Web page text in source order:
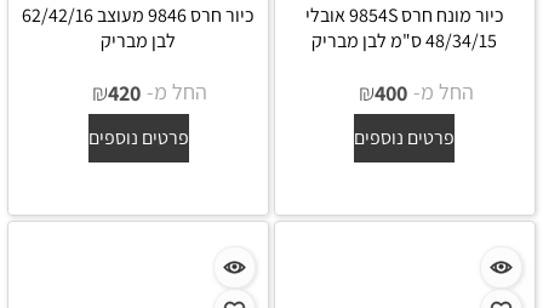
כיור מונח חרס 9854S אובלי
48/34/15 ס"מ לבן מבריק
החל מ- ₪400
פרטים נוספים
כיור חרס 9846 מעוצב 62/42/16
לבן מבריק
החל מ- ₪420
פרטים נוספים